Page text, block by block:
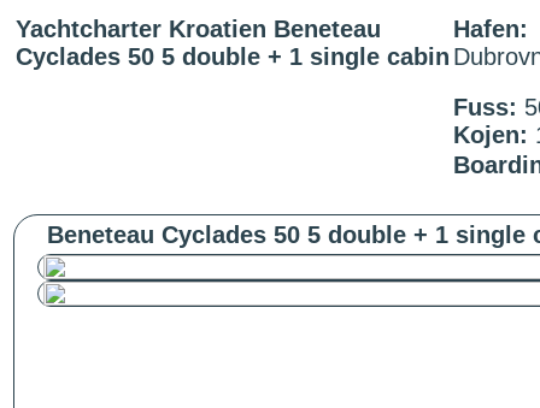
Yachtcharter Kroatien Beneteau
Cyclades 50 5 double + 1 single cabin
Hafen:
Fuss:
Kojen:
Beneteau Cyclades 50 5 double + 1 single